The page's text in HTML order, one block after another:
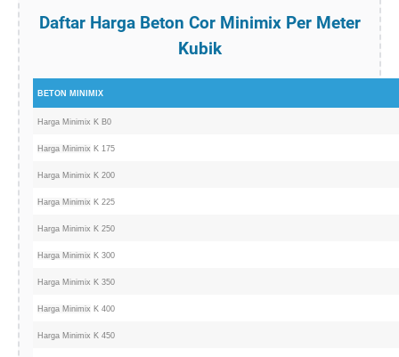
Daftar Harga Beton Cor Minimix Per Meter
Kubik
BETON MINIMIX
Harga Minimix K B0
Harga Minimix K 175
Harga Minimix K 200
Harga Minimix K 225
Harga Minimix K 250
Harga Minimix K 300
Harga Minimix K 350
Harga Minimix K 400
Harga Minimix K 450